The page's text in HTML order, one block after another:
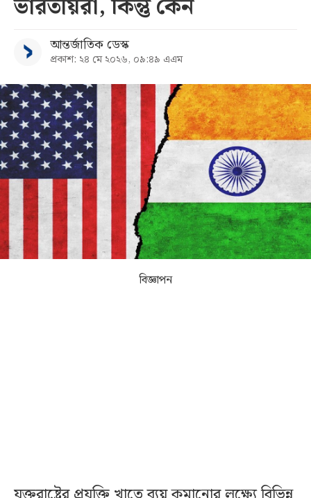
বিভাগ
আর্কাইভ
কনভার্টার
ভারতীয়রা, কিন্তু কেন
আন্তর্জাতিক ডেস্ক
প্রকাশ: ২৪ মে ২০২৬, ০৯:৪৯ এএম
বিজ্ঞাপন